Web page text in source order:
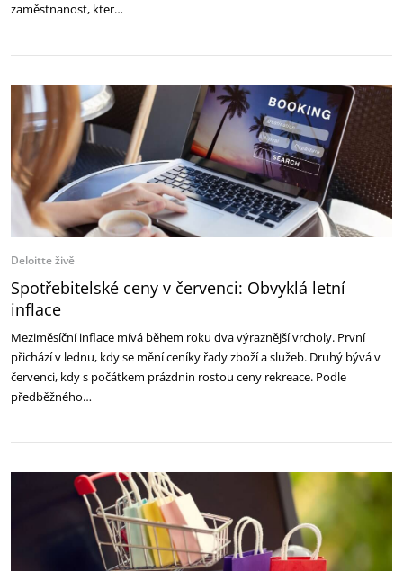
zaměstnanost, kter…
Deloitte živě
Spotřebitelské ceny v červenci: Obvyklá letní
inflace
Meziměsíční inflace mívá během roku dva výraznější vrcholy. První
přichází v lednu, kdy se mění ceníky řady zboží a služeb. Druhý bývá v
červenci, kdy s počátkem prázdnin rostou ceny rekreace. Podle
předběžného…